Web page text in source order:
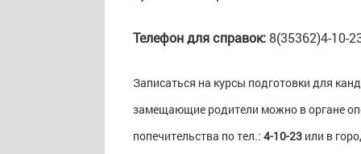
Телефон для справок:8(35362)4-10-
Записаться на курсы подготовки для
замещающие родители можно в органе
попечительства по тел.: 4-10-23 или в